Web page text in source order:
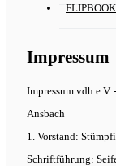
Impressum
Impressum vdh
Ansbach
1. Vorstand:
Schriftführung: